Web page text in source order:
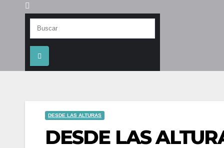
DESDE LAS ALTURAS
DESDE LAS